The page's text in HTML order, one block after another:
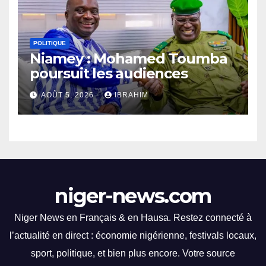
long des courses.
POLITIQUE
Niamey : Mohamed Toumba
poursuit les audiences
AOÛT 5, 2026 IBRAHIM
niger-news.com
Niger News en Français & en Hausa. Restez connecté à
l’actualité en direct : économie nigérienne, festivals locaux,
sport, politique, et bien plus encore. Votre source